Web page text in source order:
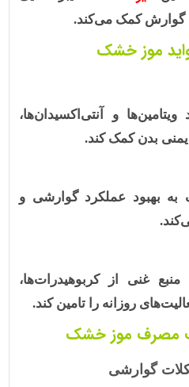
گوارش کمک می‌کند.
موز خشک
و آنتی‌اکسیدان‌ها،
بدن کمک کند.
بهبود عملکرد گوارشی و
غنی از کربوهیدرات‌ها،
روزانه را تامین کند.
مصرف موز خشک
گوارشی